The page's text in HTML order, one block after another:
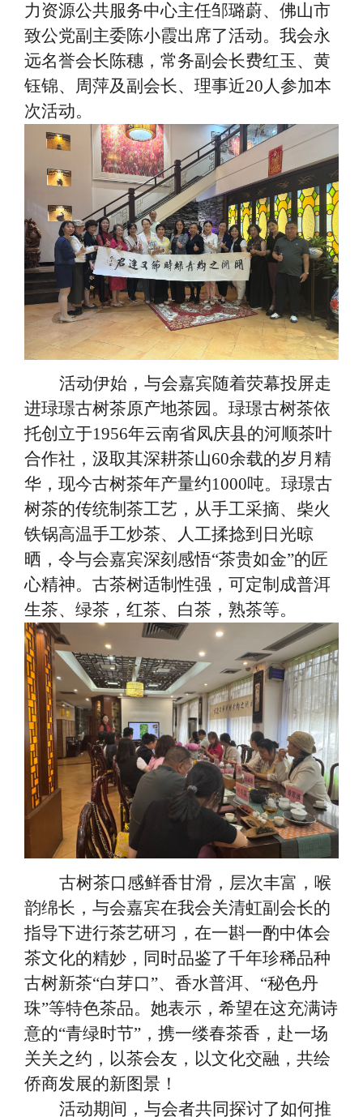
力资源公共服务中心主任邹璐蔚、佛山市
致公党副主委陈小霞出席了活动。我会永
远名誉会长陈穗，常务副会长费红玉、黄
钰锦、周萍及副会长、理事近20人参加本
次活动。
活动伊始，与会嘉宾随着荧幕投屏走
进琭璟古树茶原产地茶园。琭璟古树茶依
托创立于1956年云南省凤庆县的河顺茶叶
合作社，汲取其深耕茶山60余载的岁月精
华，现今古树茶年产量约1000吨。琭璟古
树茶的传统制茶工艺，从手工采摘、柴火
铁锅高温手工炒茶、人工揉捻到日光晾
晒，令与会嘉宾深刻感悟“茶贵如金”的匠
心精神。古茶树适制性强，可定制成普洱
生茶、绿茶，红茶、白茶，熟茶等。
古树茶口感鲜香甘滑，层次丰富，喉
韵绵长，与会嘉宾在我会关清虹副会长的
指导下进行茶艺研习，在一斟一酌中体会
茶文化的精妙，同时品鉴了千年珍稀品种
古树新茶“白芽口”、香水普洱、“秘色丹
珠”等特色茶品。她表示，希望在这充满诗
意的“青绿时节”，携一缕春茶香，赴一场
关关之约，以茶会友，以文化交融，共绘
侨商发展的新图景！
活动期间，与会者共同探讨了如何推